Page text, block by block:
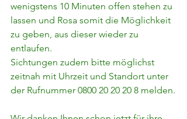
wenigstens 10 Minuten offen stehen zu
lassen und Rosa somit die Möglichkeit
zu geben, aus dieser wieder zu
entlaufen.
Sichtungen zudem bitte möglichst
zeitnah mit Uhrzeit und Standort unter
der Rufnummer 0800 20 20 20 8 melden.